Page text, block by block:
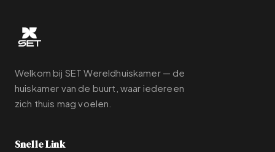
Welkom bij SET Wereldhuiskamer — de
huiskamer van de buurt, waar iedereen
zich thuis mag voelen.
Snelle Link